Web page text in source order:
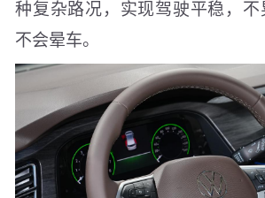
种复杂路况，实现驾驶平稳，
不会晕车。